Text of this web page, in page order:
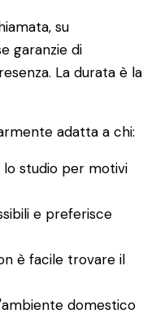
su
garanzie di
La durata è la
adatta a chi:
lo studio per motivi
e preferisce
è facile trovare il
domestico